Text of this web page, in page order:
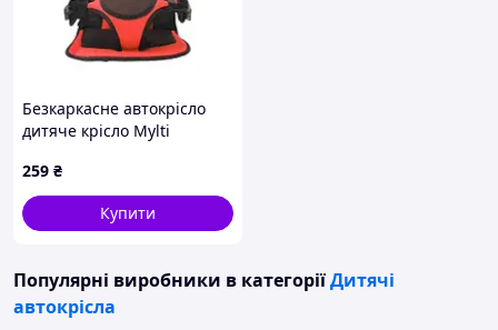
Безкаркасне автокрісло
дитяче крісло Mylti
259 ₴
Купити
Популярні виробники в категоріїДитячі
автокрісла